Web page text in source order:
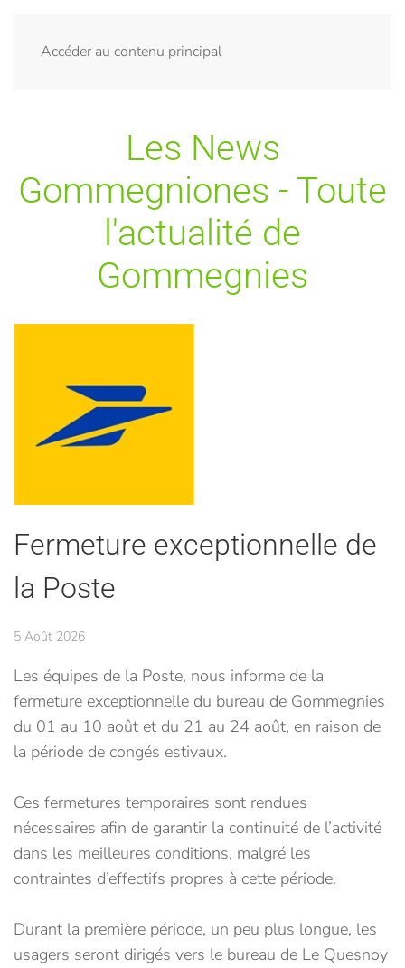
Accéder au contenu principal
Les News
Gommegniones - Toute
l'actualité de
Gommegnies
Fermeture exceptionnelle de
la Poste
5 Août 2026
Les équipes de la Poste, nous informe de la
fermeture exceptionnelle du bureau de Gommegnies
du 01 au 10 août et du 21 au 24 août, en raison de
la période de congés estivaux.
Ces fermetures temporaires sont rendues
nécessaires afin de garantir la continuité de l’activité
dans les meilleures conditions, malgré les
contraintes d’effectifs propres à cette période.
Durant la première période, un peu plus longue, les
usagers seront dirigés vers le bureau de Le Quesnoy